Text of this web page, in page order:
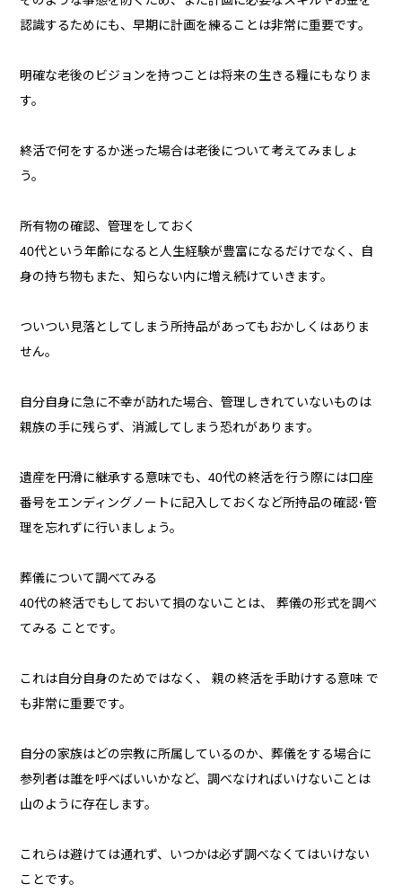
認識するためにも、早期に計画を練ることは非常に重要です。
明確な老後のビジョンを持つことは将来の生きる糧にもなりま
す。
終活で何をするか迷った場合は老後について考えてみましょ
う。
所有物の確認、管理をしておく
40代という年齢になると人生経験が豊富になるだけでなく、自
身の持ち物もまた、知らない内に増え続けていきます。
ついつい見落としてしまう所持品があってもおかしくはありま
せん。
自分自身に急に不幸が訪れた場合、管理しきれていないものは
親族の手に残らず、消滅してしまう恐れがあります。
遺産を円滑に継承する意味でも、40代の終活を行う際には口座
番号をエンディングノートに記入しておくなど所持品の確認･管
理を忘れずに行いましょう。
葬儀について調べてみる
40代の終活でもしておいて損のないことは、 葬儀の形式を調べ
てみる ことです。
これは自分自身のためではなく、 親の終活を手助けする意味 で
も非常に重要です。
自分の家族はどの宗教に所属しているのか、葬儀をする場合に
参列者は誰を呼べばいいかなど、調べなければいけないことは
山のように存在します。
これらは避けては通れず、いつかは必ず調べなくてはいけない
ことです。